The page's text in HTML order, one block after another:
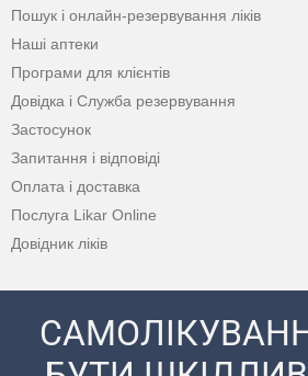
Пошук і онлайн-резервування ліків
Наші аптеки
Програми для клієнтів
Довідка і Служба резервування
Застосунок
Запитання і відповіді
Оплата і доставка
Послуга Likar Online
Довідник ліків